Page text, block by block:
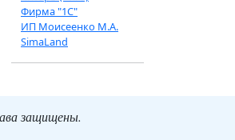
Фирма "1С"
ИП Моисеенко М.А.
SimaLand
защищены.